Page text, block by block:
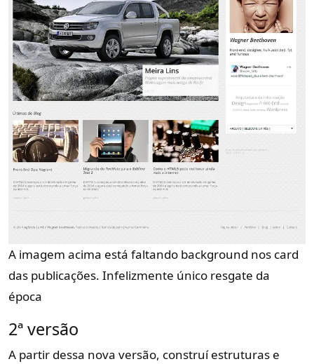
A imagem acima está faltando background nos card
das publicações. Infelizmente único resgate da
época
2ª versão
A partir dessa nova versão, construí estruturas e